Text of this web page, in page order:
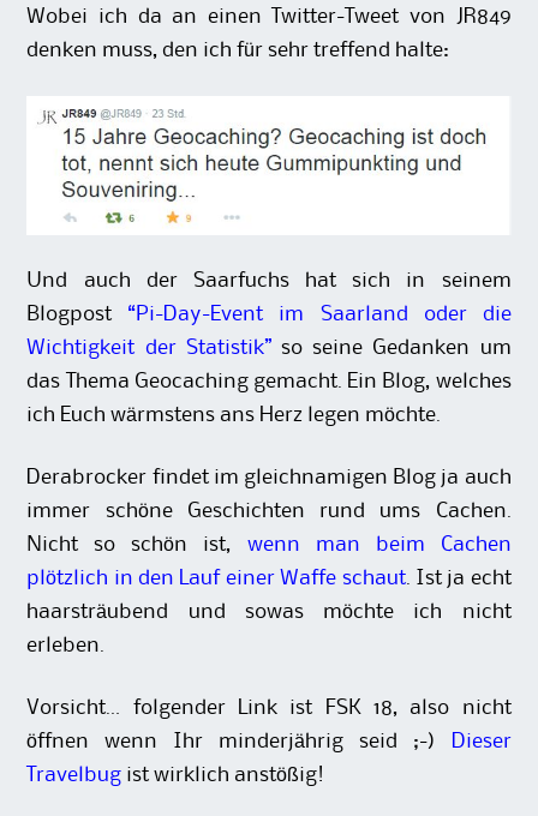
Wobei ich da an einen Twitter-Tweet von JR849
denken muss, den ich für sehr treffend halte:
Und auch der Saarfuchs hat sich in seinem
Blogpost “Pi-Day-Event im Saarland oder die
Wichtigkeit der Statistik” so seine Gedanken um
das Thema Geocaching gemacht. Ein Blog, welches
ich Euch wärmstens ans Herz legen möchte.
Derabrocker findet im gleichnamigen Blog ja auch
immer schöne Geschichten rund ums Cachen.
Nicht so schön ist, wenn man beim Cachen
plötzlich in den Lauf einer Waffe schaut. Ist ja echt
haarsträubend und sowas möchte ich nicht
erleben.
Vorsicht… folgender Link ist FSK 18, also nicht
öffnen wenn Ihr minderjährig seid ;-)
Dieser
Travelbug ist wirklich anstößig!